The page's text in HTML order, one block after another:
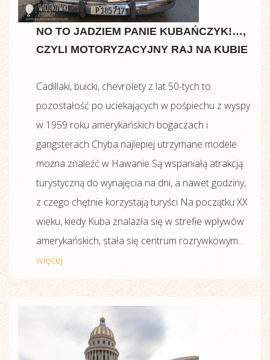
NO TO JADZIEM PANIE KUBAŃCZYK!…,
CZYLI MOTORYZACYJNY RAJ NA KUBIE
Cadillaki, buicki, chevrolety z lat 50-tych to
pozostałość po uciekających w pośpiechu z wyspy
w 1959 roku amerykańskich bogaczach i
gangsterach Chyba najlepiej utrzymane modele
można znaleźć w Hawanie Są wspaniałą atrakcją
turystyczną do wynajęcia na dni, a nawet godziny,
z czego chętnie korzystają turyści Na początku XX
wieku, kiedy Kuba znalazła się w strefie wpływów
amerykańskich, stała się centrum rozrywkowym...
więcej